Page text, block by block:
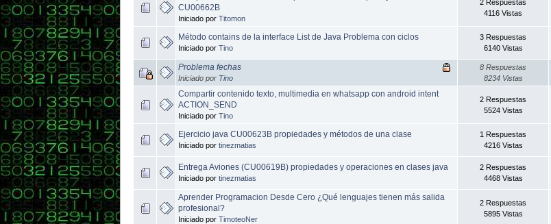
CU00662B
Iniciado por Titomon
2 Respuestas
4116 Vistas
Método contains de la interface List de Java Problema con ciclos
Iniciado por Tino
3 Respuestas
6140 Vistas
Problema fechas
Iniciado por Tino
8 Respuestas
8234 Vistas
Compartir contenido texto, multimedia en whatsapp con android intent
ACTION_SEND
Iniciado por Tino
2 Respuestas
5524 Vistas
Ejercicio java CU00623B propiedades y métodos de una clase
Iniciado por tinezmatias
1 Respuestas
4216 Vistas
Entrega Aviones (CU00619B) propiedades y operaciones en clases java
Iniciado por tinezmatias
2 Respuestas
4468 Vistas
Aprender Programacion Desde Cero ¿Qué lenguajes tienen más salida
profesional?
Iniciado por TimoteoNer
2 Respuestas
5895 Vistas